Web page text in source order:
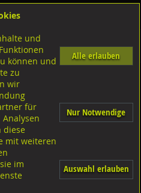
u. Sicherungsscheiben
rostfrei
und
können und
zu
wir
für
diese
mit weiteren
im
Alle erlauben
Nur Notwendige
Auswahl erlauben